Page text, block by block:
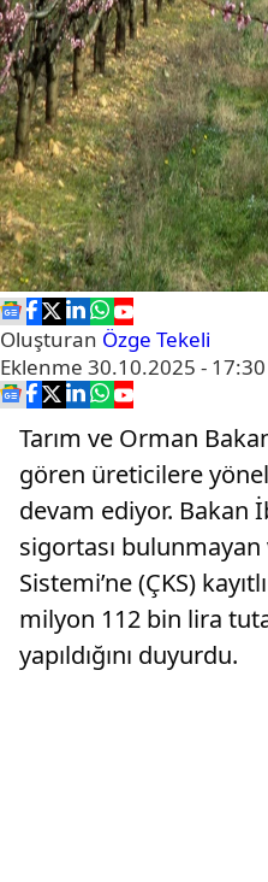
Oluşturan Özge Tekeli
Eklenme 30.10.2025 - 17:30
Tarım ve Orman
gören üreticilere
devam ediyor. Bakan
sigortası bulunmayan
Sistemi’ne (ÇKS)
milyon 112 bin lira
yapıldığını duyurdu.